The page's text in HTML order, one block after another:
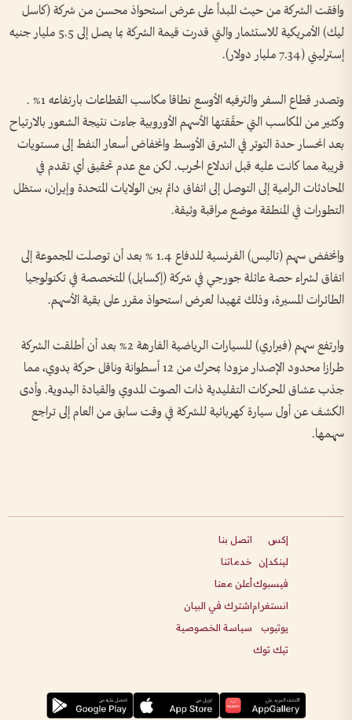
وافقت الشركة من حيث المبدأ على عرض استحواذ محسن من شركة (كاسل
‌ليك) الأمريكية للاستثمار والتي قدرت قيمة الشركة بما يصل إلى 5.5 مليار جنيه
إسترليني (7.34 مليار دولار).
وتصدر ‌قطاع السفر والترفيه الأوسع نطاقا مكاسب القطاعات بارتفاعه 1% .
وكثير من المكاسب التي حقّقتها ‌الأسهم الأوروبية جاءت نتيجة ‌الشعور بالارتياح
بعد انحسار حدة التوتر في الشرق الأوسط وانخفاض ​أسعار النفط إلى مستويات
‌قريبة مما ​كانت عليه قبل اندلاع ⁠الحرب. لكن مع عدم تحقيق أي تقدم في
المحادثات الرامية إلى التوصل إلى اتفاق دائم بين الولايات ​المتحدة ⁠وإيران، ستظل
⁠التطورات في المنطقة موضع مراقبة وثيقة.
وانخفض سهم (تاليس) الفرنسية للدفاع 1.4 % بعد أن توصلت المجموعة إلى
اتفاق ⁠لشراء حصة عائلة جورجي في شركة (إكسايل) المتخصصة في تكنولوجيا
الطائرات المسيرة، وذلك تمهيدا لعرض استحواذ مقرر على بقية الأسهم.
وارتفع سهم (فيراري) للسيارات الرياضية الفارهة 2% بعد أن أطلقت الشركة
طرازا محدود ‌الإصدار مزودا بمحرك من 12 أسطوانة وناقل حركة يدوي، مما
جذب ​عشاق المحركات التقليدية ذات الصوت المدوي والقيادة اليدوية. وأدى
الكشف عن أول سيارة كهربائية للشركة في وقت سابق من العام إلى تراجع
سهمها.
إكس
لينكدإن
فيسبوك
انستغرام
يوتيوب
تيك توك
اتصل بنا
خدماتنا
أعلن معنا
اشترك في البيان
سياسة الخصوصية